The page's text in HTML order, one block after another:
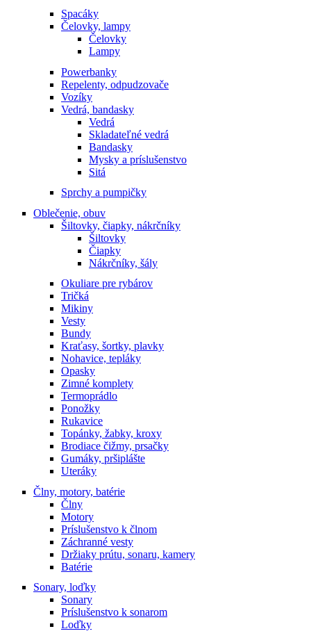
Spacáky
Čelovky, lampy
Čelovky
Lampy
Powerbanky
Repelenty, odpudzovače
Vozíky
Vedrá, bandasky
Vedrá
Skladateľné vedrá
Bandasky
Mysky a príslušenstvo
Sitá
Sprchy a pumpičky
Oblečenie, obuv
Šiltovky, čiapky, nákrčníky
Šiltovky
Čiapky
Nákrčníky, šály
Okuliare pre rybárov
Tričká
Mikiny
Vesty
Bundy
Kraťasy, šortky, plavky
Nohavice, tepláky
Opasky
Zimné komplety
Termoprádlo
Ponožky
Rukavice
Topánky, žabky, kroxy
Brodiace čižmy, prsačky
Gumáky, pršiplášte
Uteráky
Člny, motory, batérie
Člny
Motory
Príslušenstvo k člnom
Záchranné vesty
Držiaky prútu, sonaru, kamery
Batérie
Sonary, loďky
Sonary
Príslušenstvo k sonarom
Loďky